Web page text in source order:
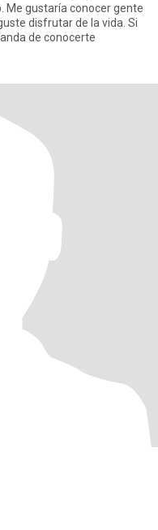
Me gustaría conocer gente
disfrutar de la vida. Si
de conocerte